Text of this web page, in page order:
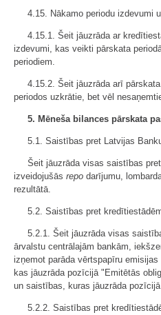
4.15. Nākamo periodu izdevumi
4.15.1. Šeit jāuzrāda ar
izdevumi, kas veikti pārskata
periodiem.
4.15.2. Šeit jāuzrāda arī
periodos uzkrātie, bet vēl
5. Mēneša bilances pārskata
5.1. Saistības pret Latvijas
Šeit jāuzrāda visas saistības
izveidojušās repo darījumu,
rezultātā.
5.2. Saistības pret
5.2.1. Šeit jāuzrāda visas
ārvalstu centrālajām bankām,
izņemot parāda vērtspapīru
kas jāuzrāda pozīcijā "Emitētās
un saistības, kuras jāuzrāda
5.2.2. Saistības pret